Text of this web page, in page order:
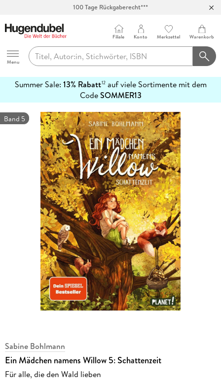
100 Tage Rückgaberecht***
Hugendubel
Menu
Filiale Konto Merkzettel Warenkorb
Summer Sale: 13% Rabatt12auf viele Sortimente mit dem
CodeSOMMER13
erfahren
Band 5
Sabine Bohlmann
Ein Mädchen namens Willow 5: Schattenzeit
Für alle, die den Wald lieben